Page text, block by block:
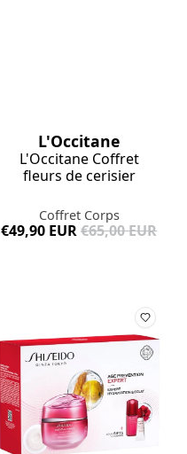
L'Occitane
L'Occitane Coffret
fleurs de cerisier
Coffret Corps
€49,90 EUR€65,00 EUR